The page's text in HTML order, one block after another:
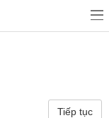
Tiếp tục